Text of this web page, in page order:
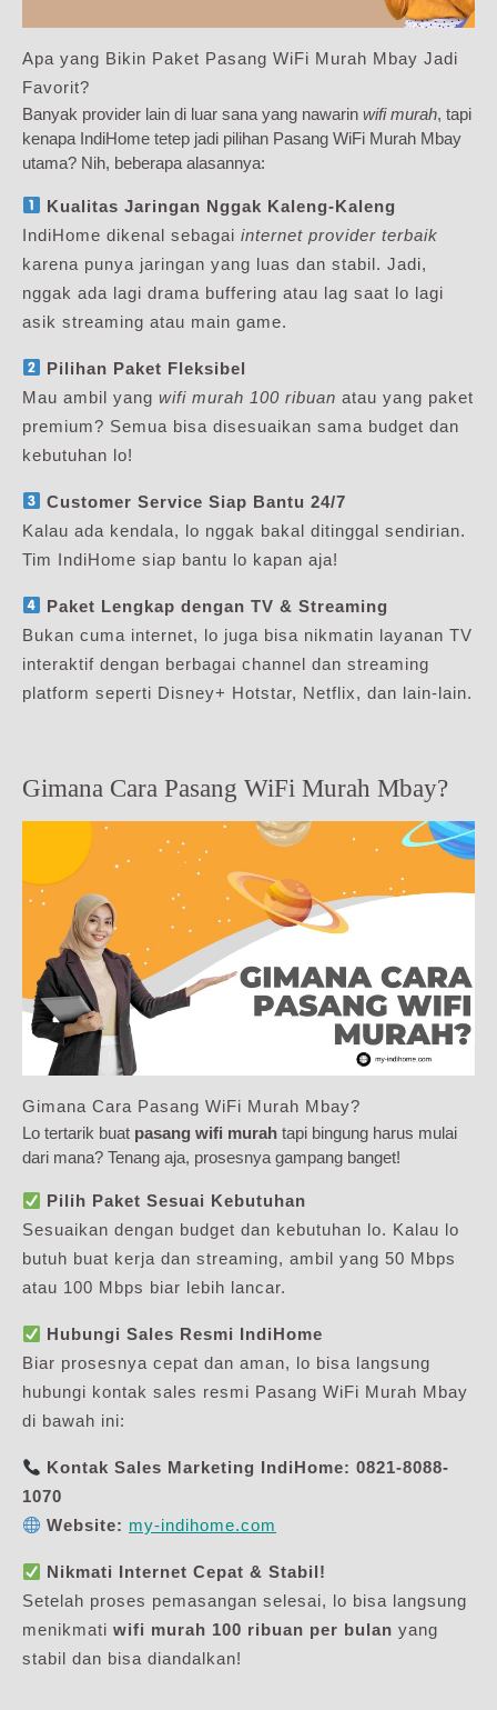
Apa yang Bikin Paket Pasang WiFi Murah Mbay Jadi
Favorit?
Banyak provider lain di luar sana yang nawarin wifi murah, tapi
kenapa IndiHome tetep jadi pilihan Pasang WiFi Murah Mbay
utama? Nih, beberapa alasannya:
Kualitas Jaringan Nggak Kaleng-Kaleng
IndiHome dikenal sebagai internet provider terbaik
karena punya jaringan yang luas dan stabil. Jadi,
nggak ada lagi drama buffering atau lag saat lo lagi
asik streaming atau main game.
Pilihan Paket Fleksibel
Mau ambil yang wifi murah 100 ribuan atau yang paket
premium? Semua bisa disesuaikan sama budget dan
kebutuhan lo!
Customer Service Siap Bantu 24/7
Kalau ada kendala, lo nggak bakal ditinggal sendirian.
Tim IndiHome siap bantu lo kapan aja!
Paket Lengkap dengan TV & Streaming
Bukan cuma internet, lo juga bisa nikmatin layanan TV
interaktif dengan berbagai channel dan streaming
platform seperti Disney+ Hotstar, Netflix, dan lain-lain.
Gimana Cara Pasang WiFi Murah Mbay?
Gimana Cara Pasang WiFi Murah Mbay?
Lo tertarik buat pasang wifi murah tapi bingung harus mulai
dari mana? Tenang aja, prosesnya gampang banget!
Pilih Paket Sesuai Kebutuhan
Sesuaikan dengan budget dan kebutuhan lo. Kalau lo
butuh buat kerja dan streaming, ambil yang 50 Mbps
atau 100 Mbps biar lebih lancar.
Hubungi Sales Resmi IndiHome
Biar prosesnya cepat dan aman, lo bisa langsung
hubungi kontak sales resmi Pasang WiFi Murah Mbay
di bawah ini:
Kontak Sales Marketing IndiHome: 0821-8088-
1070
Website: my-indihome.com
Nikmati Internet Cepat & Stabil!
Setelah proses pemasangan selesai, lo bisa langsung
menikmati wifi murah 100 ribuan per bulan yang
stabil dan bisa diandalkan!